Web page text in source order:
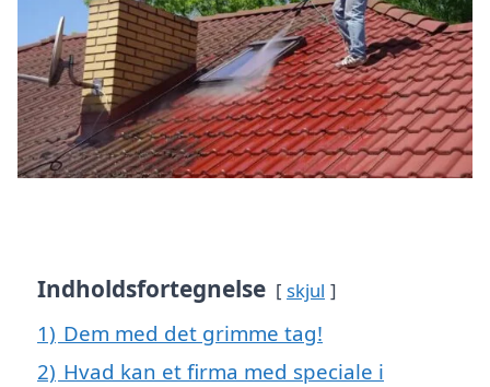
Indholdsfortegnelse skjul
1) Dem med det grimme tag!
2) Hvad kan et firma med speciale i